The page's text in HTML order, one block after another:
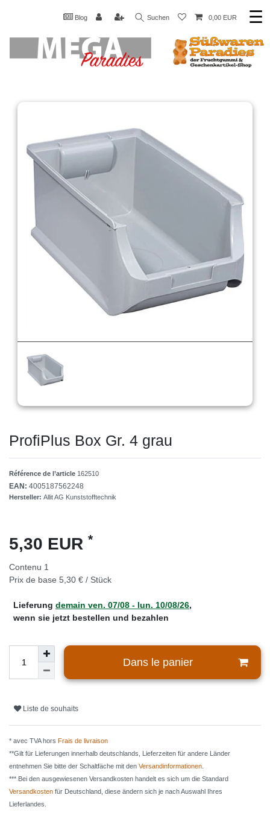
Blog Suchen 0,00 EUR ☰
ProfiPlus Box Gr. 4 grau
Référence de l’article 162510
EAN: 4005187562248
Hersteller: Allit AG Kunststofftechnik
5,30 EUR *
Contenu 1
Prix de base 5,30 € / Stück
Lieferung demain ven. 07/08 - lun. 10/08/26,
wenn sie jetzt bestellen und bezahlen
Dans le panier
Liste de souhaits
* avec TVA hors Frais de livraison
**Gilt für Lieferungen innerhalb deutschlands, Lieferzeiten für andere Länder
entnehmen Sie bitte der Schaltfäche mit den Versandinformationen
*** Bei den ausgewiesenen Versandkosten handelt es sich um die Standard
Versandkosten für Deutschland, diese ändern sich je nach Auswahl Ihres
Lieferlandes.